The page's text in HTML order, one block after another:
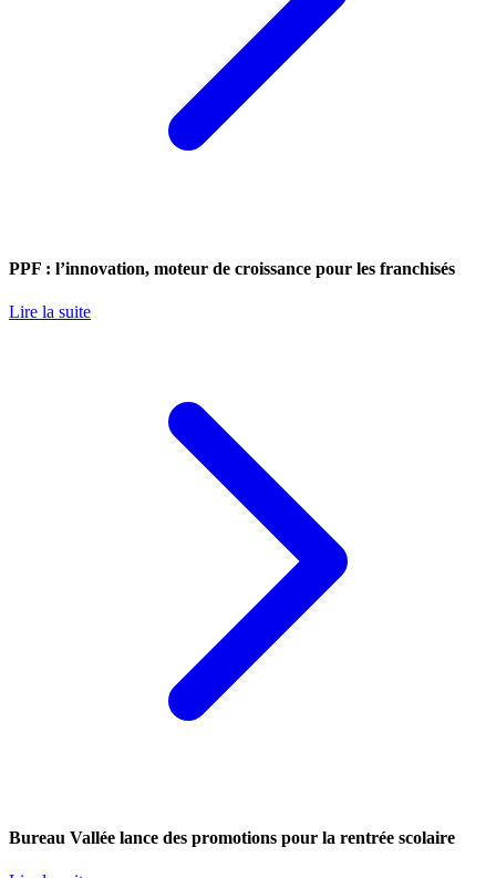
PPF : l’innovation, moteur de croissance pour les franchisés
Lire la suite
Bureau Vallée lance des promotions pour la rentrée scolaire